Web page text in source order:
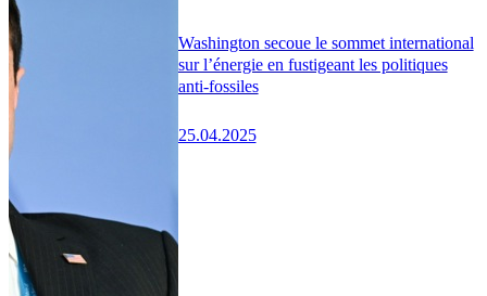
Washington secoue le sommet international
sur l’énergie en fustigeant les politiques
anti-fossiles
25.04.2025